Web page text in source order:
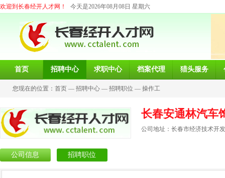
欢迎到长春经开人才网！ 今天是2026年08月08日 星期六
首页 招聘中心 求职中心 档案代理 猎头服务
您现在的位置： 首页 — 招聘中心 — 招聘职位 — 操作工
长春安通林汽车
公司地址：长春市经济技术开
公司信息 招聘职位